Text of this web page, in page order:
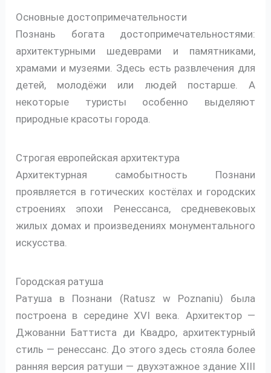
Основные достопримечательности
Познань богата достопримечательностями:
архитектурными шедеврами и памятниками,
храмами и музеями. Здесь есть развлечения для
детей, молодёжи или людей постарше. А
некоторые туристы особенно выделяют
природные красоты города.
Строгая европейская архитектура
Архитектурная самобытность Познани
проявляется в готических костёлах и городских
строениях эпохи Ренессанса, средневековых
жилых домах и произведениях монументального
искусства.
Городская ратуша
Ратуша в Познани (Ratusz w Poznaniu) была
построена в середине XVI века. Архитектор —
Джованни Баттиста ди Квадро, архитектурный
стиль — ренессанс. До этого здесь стояла более
ранняя версия ратуши — двухэтажное здание XIII